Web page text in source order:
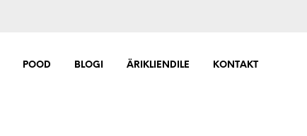
POOD BLOGI ÄRIKLIENDILE KONTAKT